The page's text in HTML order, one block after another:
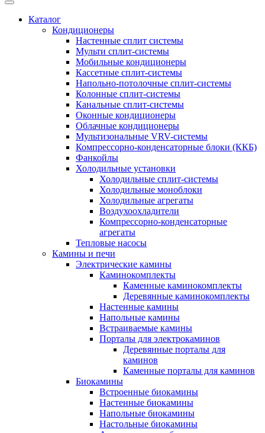
Каталог
Кондиционеры
Настенные сплит системы
Мульти сплит-системы
Мобильные кондиционеры
Кассетные сплит-системы
Напольно-потолочные сплит-системы
Колонные сплит-системы
Канальные сплит-системы
Оконные кондиционеры
Облачные кондиционеры
Мультизональные VRV-системы
Компрессорно-конденсаторные блоки (ККБ)
Фанкойлы
Холодильные установки
Холодильные сплит-системы
Холодильные моноблоки
Холодильные агрегаты
Воздухоохладители
Компрессорно-конденсаторные
агрегаты
Тепловые насосы
Камины и печи
Электрические камины
Каминокомплекты
Каменные каминокомплекты
Деревянные каминокомплекты
Настенные камины
Напольные камины
Встраиваемые камины
Порталы для электрокаминов
Деревянные порталы для
каминов
Каменные порталы для каминов
Биокамины
Встроенные биокамины
Настенные биокамины
Напольные биокамины
Настольные биокамины